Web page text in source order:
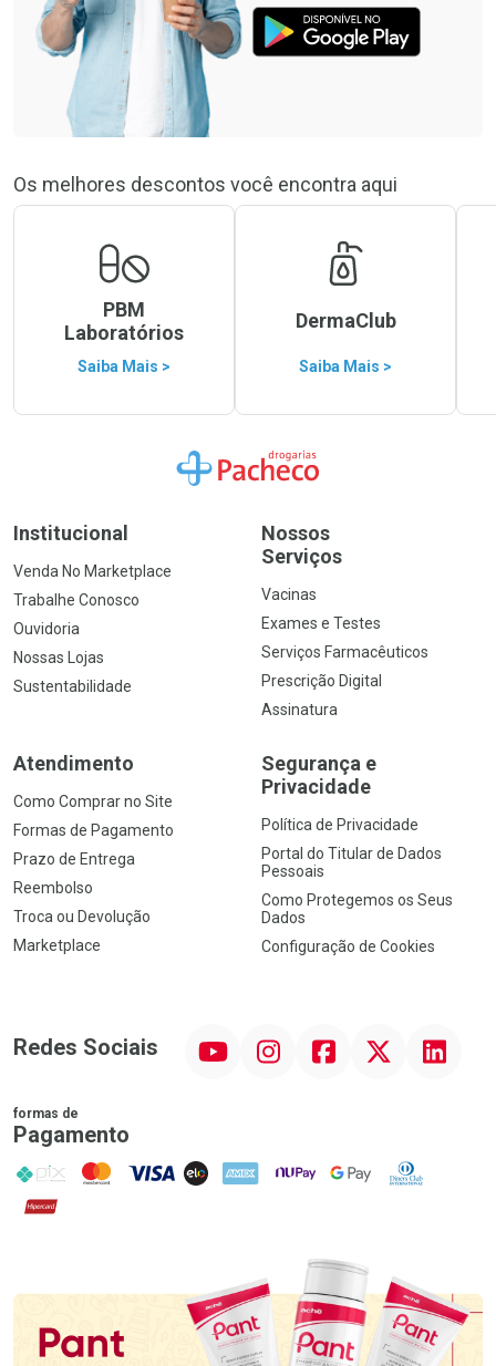
Os melhores descontos você encontra aqui
PBM
Laboratórios
Saiba Mais >
DermaClub
Saiba Mais >
Ir para a Home
Institucional
Venda No Marketplace
Trabalhe Conosco
Ouvidoria
Nossas Lojas
Sustentabilidade
Nossos
Serviços
Vacinas
Exames e Testes
Serviços Farmacêuticos
Prescrição Digital
Assinatura
Atendimento
Como Comprar no Site
Formas de Pagamento
Prazo de Entrega
Reembolso
Troca ou Devolução
Marketplace
Segurança e
Privacidade
Política de Privacidade
Portal do Titular de Dados
Pessoais
Como Protegemos os Seus
Dados
Configuração de Cookies
Redes Sociais InstagramFacebookTwitter Linkedin
formas de
Pagamento
PIX MasterCard
VISA ELO AMEX NuPay Google PayDiners Club
Hipercard